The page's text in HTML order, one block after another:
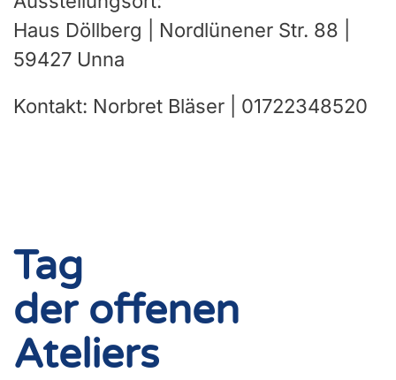
Haus Döllberg | Nordlünener Str. 88 |
59427 Unna
Kontakt: Norbret Bläser | 01722348520
Tag
der offenen
Ateliers